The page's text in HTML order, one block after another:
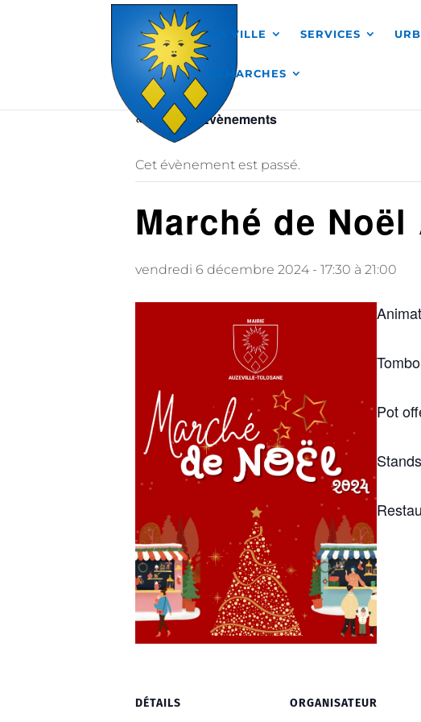
MA VILLE SERVICES
DÉMARCHES
« Tous les Évènements
Cet évènement est passé.
Marché de
vendredi 6 décembre 2024 - 17:30 à 21:00
Pot
DÉTAILS ORGANISATEUR